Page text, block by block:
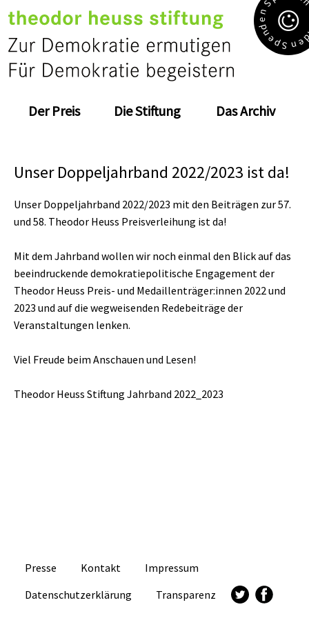
Der Preis Die Stiftung Das Archiv
S
p
e
n
d
e
n
S
e
n
Unser Doppeljahrband 2022/2023 ist da!
Unser Doppeljahrband 2022/2023 mit den Beiträgen zur 57.
und 58. Theodor Heuss Preisverleihung ist da!
Mit dem Jahrband wollen wir noch einmal den Blick auf das
beeindruckende demokratiepolitische Engagement der
Theodor Heuss Preis- und Medaillenträger:innen 2022 und
2023 und auf die wegweisenden Redebeiträge der
Veranstaltungen lenken.
Viel Freude beim Anschauen und Lesen!
Theodor Heuss Stiftung Jahrband 2022_2023
Presse Kontakt
Impressum
Datenschutzerklärung
Transparenz